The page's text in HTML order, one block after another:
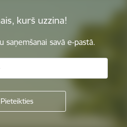
kurš uzzina!
saņemšanai savā e-pastā.